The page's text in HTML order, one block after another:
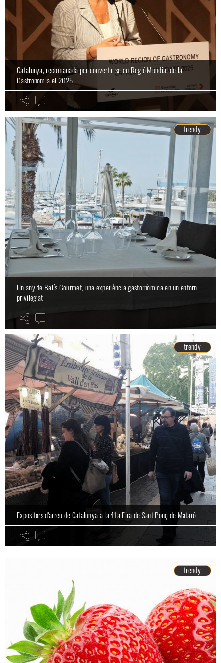
Catalunya, recomanada per convertir-se en Regió Mundial de la
Gastronomia el 2025
trendy
Un any de Balís Gourmet, una experiència gastornòmica en un entorn
privilegiat
trendy
Expositors d'arreu de Catalunya a la 41a Fira de Sant Ponç de Mataró
trendy